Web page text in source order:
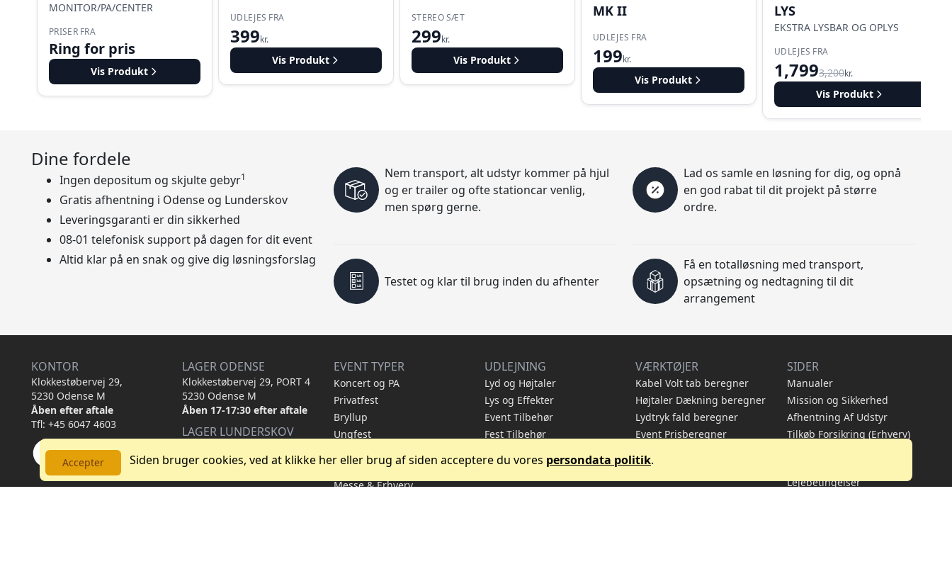
MONITOR/PA/CENTER
PRISER FRA
Ring for pris
Vis Produkt
UDLEJES FRA
399kr.
Vis Produkt
STEREO SÆT
299kr.
Vis Produkt
MK II
UDLEJES FRA
199kr.
Vis Produkt
LYS
EKSTRA LYSBAR OG OPLYS
UDLEJES FRA
1,7993,200kr.
Vis Produkt
Dine fordele
Ingen depositum og skjulte gebyr1
Gratis afhentning i Odense og Lunderskov
Leveringsgaranti er din sikkerhed
08-01 telefonisk support på dagen for dit event
Altid klar på en snak og give dig løsningsforslag
Nem transport, alt udstyr kommer på hjul
og er trailer og ofte stationcar venlig,
men spørg gerne.
Lad os samle en løsning for dig, og opnå
en god rabat til dit projekt på større
ordre.
Testet og klar til brug inden du afhenter
Få en totalløsning med transport,
opsætning og nedtagning til dit
arrangement
KONTOR
Klokkestøbervej 29,
5230 Odense M
Åben efter aftale
Tfl: +45 6047 4603
LAGER ODENSE
Klokkestøbervej 29, PORT 4
5230 Odense M
Åben 17-17:30 efter aftale
LAGER LUNDERSKOV
6640 Lunderskov
EVENT TYPER
Koncert og PA
Privatfest
Bryllup
Ungfest
Firmafest
Messe & Erhverv
UDLEJNING
Lyd og Højtaler
Lys og Effekter
Event Tilbehør
Fest Tilbehør
VÆRKTØJER
Kabel Volt tab beregner
Højtaler Dækning beregner
Lydtryk fald beregner
Event Prisberegner
SIDER
Manualer
Mission og Sikkerhed
Afhentning Af Udstyr
Tilkøb Forsikring (Erhverv)
Lejebetingelser
Accepter Siden bruger cookies, ved at klikke her eller brug af siden acceptere du vores persondata politik.